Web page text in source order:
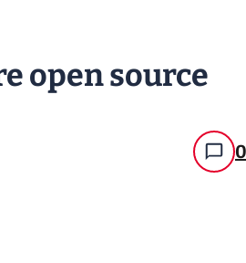
open source
0